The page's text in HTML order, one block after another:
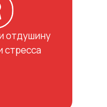
отдушину
стресса